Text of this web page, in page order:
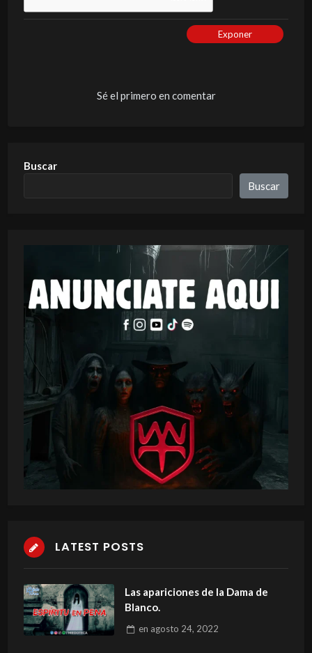
Exponer
Sé el primero en comentar
Buscar
Buscar
LATEST POSTS
Las apariciones de la Dama de
Blanco.
en agosto 24, 2022